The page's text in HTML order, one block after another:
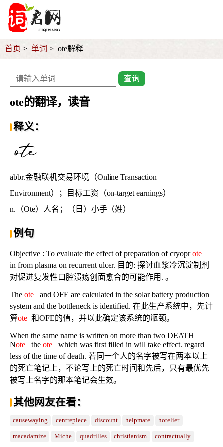
首页 单词 ote解释
查询
ote的翻译，读音
释义：
abbr.金融联机交易环境（Online Transaction
Environment）；目标工资（on-target earnings）
n.（Ote）人名；（日）小手（姓）
例句
Objective : To evaluate the effect of preparation of cryoprote
in from plasma on recurrent ulcer. 目的: 探讨血浆冷沉淀制剂
对促进复发性口腔溃疡创面愈合的可能作用. 。
The ote
and OFE are calculated in the solar battery production
system and the bottleneck is identified. 在此生产系统中，先计
算ote 和OFE的值，并以此确定该系统的瓶颈。
When the same name is written on more than two DEATH
Note the ote
which was first filled in will take effect. regard
less of the time of death. 若同一个人的名字被写在两本以上
的死亡笔记上，不论写上的死亡时间和先后，只有最优先
被写上名字的那本笔记会生效。
其他网友在看：
causewaying centrepiece discount helpmate hotelier
macadamize Miche quadrilles christianism contractually